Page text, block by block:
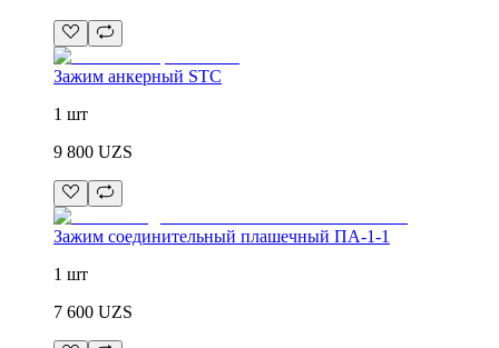
Зажим анкерный STC
1 шт
9 800 UZS
Зажим соединительный плашечный ПА-1-1
1 шт
7 600 UZS